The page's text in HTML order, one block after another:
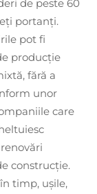
de peste 60
portanți.
pot fi
producție
fără a
unor
care
construcție.
timp, ușile,